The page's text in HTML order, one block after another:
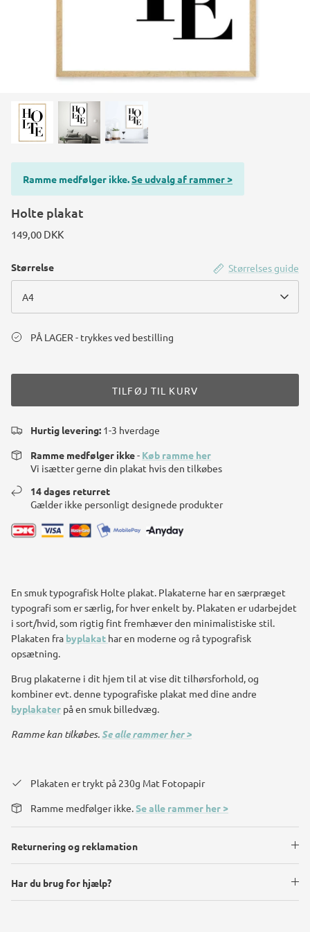
Ramme medfølger ikke.Se udvalg af rammer >
Holte plakat
149,00 DKK
Størrelses guide
Størrelse
A4
PÅ LAGER - trykkes ved bestilling
TILFØJ TIL KURV
Hurtig levering: 1-3 hverdage
Ramme medfølger ikke- Køb ramme her
Vi isætter gerne din plakat hvis den tilkøbes
14 dages returret
Gælder ikke personligt designede produkter
En smuk typografisk Holte plakat. Plakaterne har en særpræget
typografi som er særlig, for hver enkelt by. Plakaten er udarbejdet
i sort/hvid, som rigtig fint fremhæver den minimalistiske stil.
Plakaten fra byplakat har en moderne og rå typografisk
opsætning.
Brug plakaterne i dit hjem til at vise dit tilhørsforhold, og
kombiner evt. denne typografiske plakat med dine andre
byplakater på en smuk billedvæg.
Ramme kan tilkøbes. Se alle rammer her >
Plakaten er trykt på 230g Mat Fotopapir
Ramme medfølger ikke.Se alle rammer her >
Returnering og reklamation
Har du brug for hjælp?